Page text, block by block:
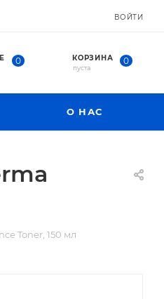
ВОЙТИ
0 КОРЗИНА 0
пуста
О НАС
Toner, 150 мл